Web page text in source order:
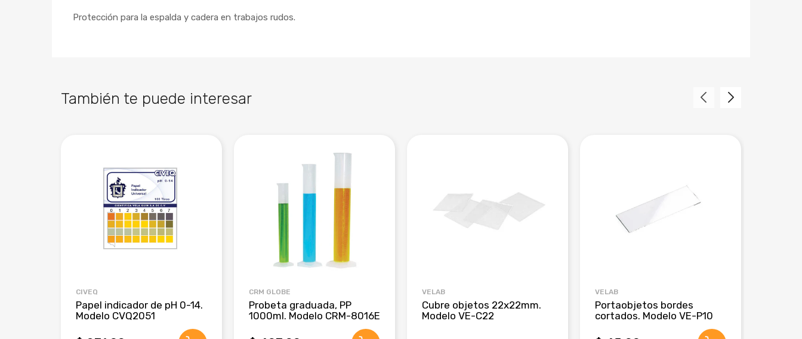
Protección para la espalda y cadera en trabajos rudos.
También te puede interesar
CIVEQ
Papel indicador de pH 0-14.
Modelo CVQ2051
CRM GLOBE
Probeta graduada, PP
1000ml. Modelo CRM-8016E
VELAB
Cubre objetos 22x22mm.
Modelo VE-C22
VELAB
Portaobjetos bordes
cortados. Modelo VE-P10